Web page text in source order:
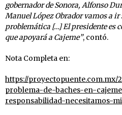
gobernador de Sonora, Alfonso
Manuel López Obrador vamos a ir
problemática […] El presidente es
que apoyará a Cajeme”, contó.
Nota Completa en:
https://
problema-de-baches-en-
responsabilidad-necesitamos-